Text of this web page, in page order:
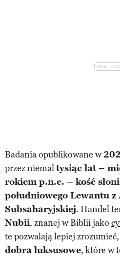
Badania opublikowane w
przez niemaltysiąc lat –
rokiem p.n.e. – kość
południowego Lewantu
Subsaharyjskiej. Handel
Nubii, znanej w Biblii jako
te pozwalają lepiej zrozumieć,
dobra luksusowe, które w